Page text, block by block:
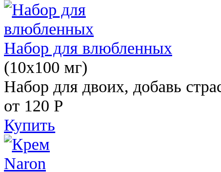
Набор для влюбленных
(10х100 мг)
Набор для двоих, добавь
от 120 Р
Купить